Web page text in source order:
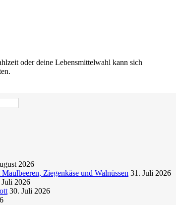
oder deine Lebensmittelwahl kann sich
2026
Ziegenkäse und Walnüssen 31. Juli 2026
Juli 2026
30. Juli 2026